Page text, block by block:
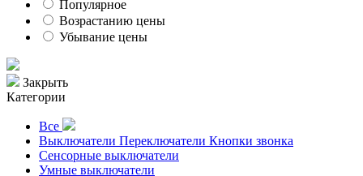
Популярное
Возрастанию цены
Убывание цены
Закрыть
Категории
Все
Выключатели Переключатели Кнопки звонка
Сенсорные выключатели
Умные выключатели